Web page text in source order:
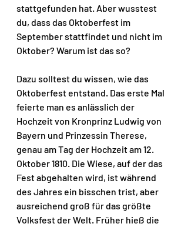
stattgefunden hat. Aber wusstest
du, dass das Oktoberfest im
September stattfindet und nicht im
Oktober? Warum ist das so?
Dazu solltest du wissen, wie das
Oktoberfest entstand. Das erste Mal
feierte man es anlässlich der
Hochzeit von Kronprinz Ludwig von
Bayern und Prinzessin Therese,
genau am Tag der Hochzeit am 12.
Oktober 1810. Die Wiese, auf der das
Fest abgehalten wird, ist während
des Jahres ein bisschen trist, aber
ausreichend groß für das größte
Volksfest der Welt. Früher hieß die